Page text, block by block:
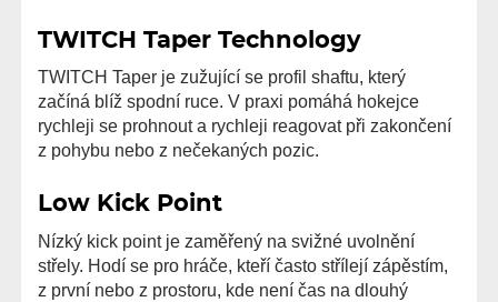
TWITCH Taper Technology
TWITCH Taper je zužující se profil shaftu, který
začíná blíž spodní ruce. V praxi pomáhá hokejce
rychleji se prohnout a rychleji reagovat při zakončení
z pohybu nebo z nečekaných pozic.
Low Kick Point
Nízký kick point je zaměřený na svižné uvolnění
střely. Hodí se pro hráče, kteří často střílejí zápěstím,
z první nebo z prostoru, kde není čas na dlouhý